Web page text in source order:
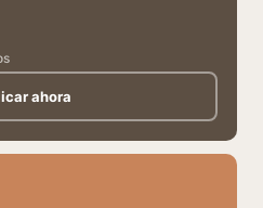
ahora